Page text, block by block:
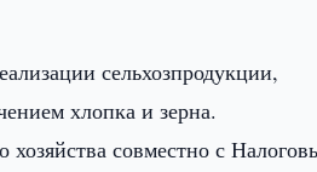
сельхозпродукции,
хлопка и зерна.
совместно с